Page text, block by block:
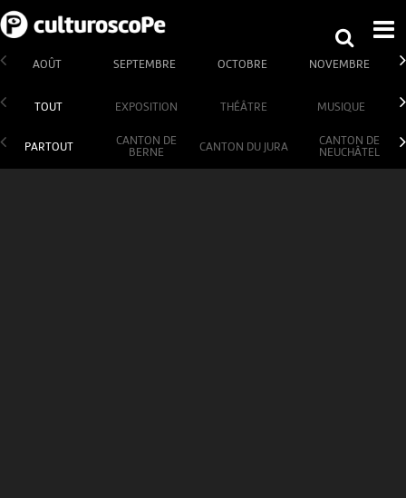
AOÛT SEPTEMBRE OCTOBRE NOVEMBRE
TOUT EXPOSITION THÉÂTRE MUSIQUE
PARTOUT
CANTON DE
BERNE
CANTON DU JURA
CANTON DE
NEUCHÂTEL